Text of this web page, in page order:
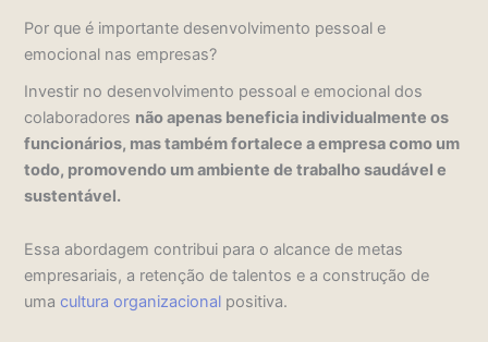
Por que é importante desenvolvimento pessoal e
emocional nas empresas?
Investir no desenvolvimento pessoal e emocional dos
colaboradores não apenas beneficia individualmente os
funcionários, mas também fortalece a empresa como um
todo, promovendo um ambiente de trabalho saudável e
sustentável.
Essa abordagem contribui para o alcance de metas
empresariais, a retenção de talentos e a construção de
umacultura organizacional positiva.